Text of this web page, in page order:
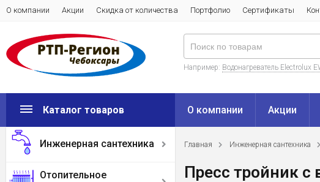
О компании Акции Скидка от количества Портфолио Сертификаты
Например: Водонагреватель Electrolux
Каталог товаров
Инженерная сантехника
Отопительное
О компании Акции
Главная Инженерная сантехника
Пресс тройник с